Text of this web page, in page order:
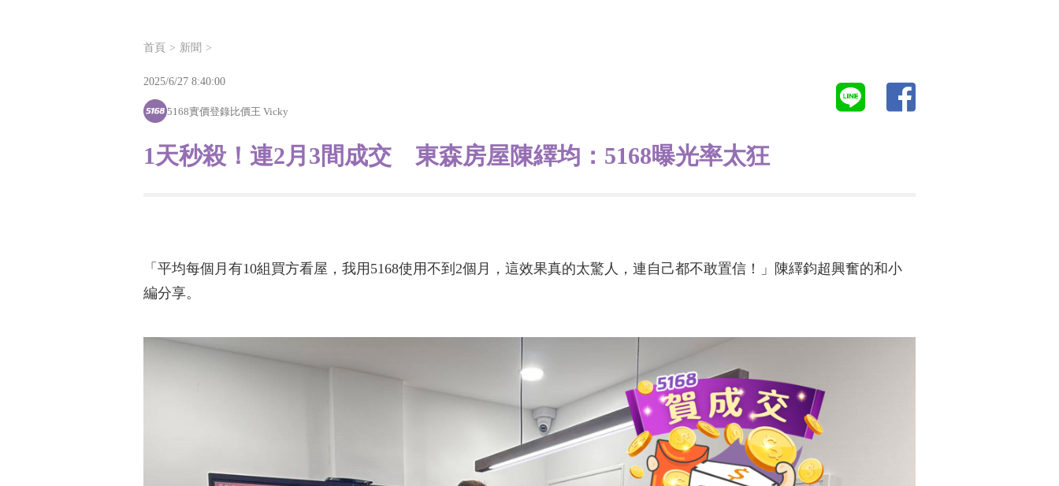
首頁 新聞
1天秒殺！連2月3間成交 東森房屋陳繹均：5168曝光率太狂
2025/6/27 8:40:00
5168實價登錄比價王 Vicky
「平均每個月有10組買方看屋，我用5168使用不到2個月，這效果真的太驚人，連自己都不敢置信！」陳繹鈞超興奮的和小
編分享。